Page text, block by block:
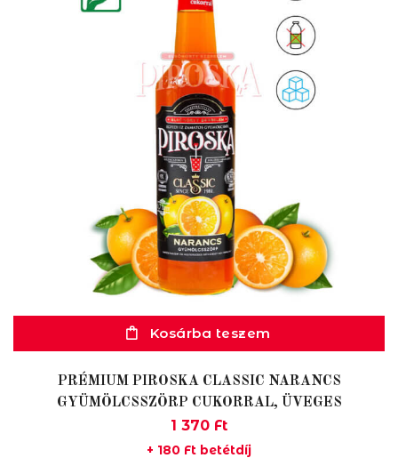
Kosárba teszem
PRÉMIUM PIROSKA CLASSIC NARANCS
GYÜMÖLCSSZÖRP CUKORRAL, ÜVEGES
1 370 Ft
+ 180 Ft betétdíj